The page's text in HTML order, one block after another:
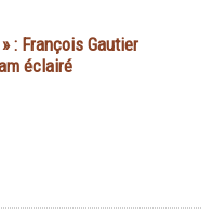
: François Gautier
éclairé